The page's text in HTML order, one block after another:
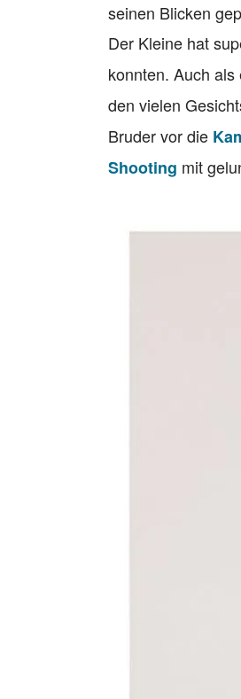
seinen Blicken
Der Kleine hat
konnten. Auch
den vielen
Bruder vor die
Shooting mit